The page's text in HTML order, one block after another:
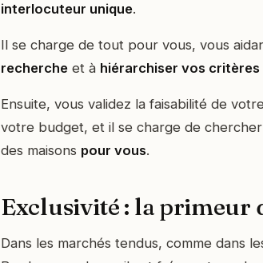
interlocuteur unique.
Il se charge de tout pour vous, vous
recherche et à hiérarchiser vos
Ensuite, vous validez la faisabilité de
votre budget, et il se charge de
des maisons pour vous.
Exclusivité : la primeur
Dans les marchés tendus, comme dans